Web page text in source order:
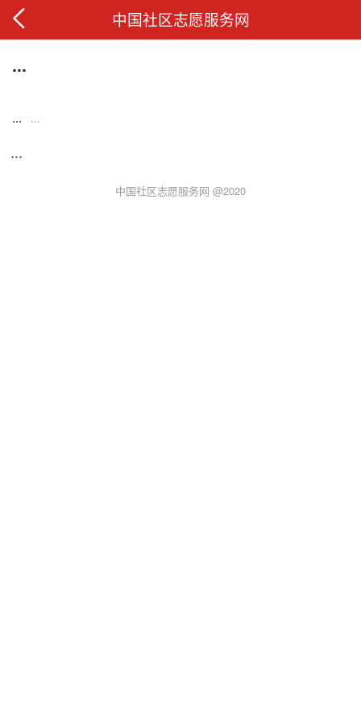
中国社区志愿服务网
...
... ...
...
中国社区志愿服务网 @2020